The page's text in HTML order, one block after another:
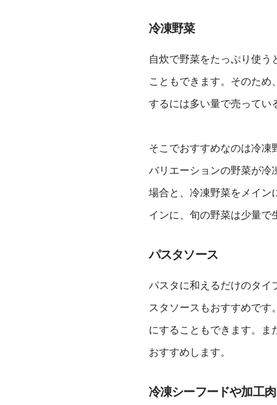
冷凍野菜
自炊で野菜をたっぷり使う
こともできます。そのた
するには多い量で売ってい
そこでおすすめなのは冷凍
バリエーションの野菜が冷
場合と、冷凍野菜をメイン
インに、旬の野菜は少量で
パスタソース
パスタに和えるだけのタイ
スタソースもおすすめです
にすることもできます。ま
おすすめします。
冷凍シーフードや加工肉